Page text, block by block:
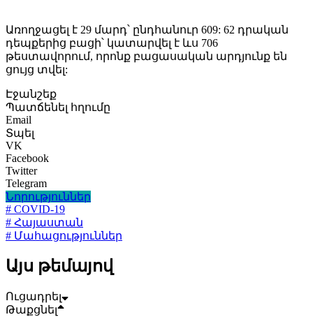
Առողջացել է 29 մարդ՝ ընդհանուր 609: 62 դրական
դեպքերից բացի՝ կատարվել է ևս 706
թեստավորում, որոնք բացասական արդյունք են
ցույց տվել:
Էջանշեք
Պատճենել հղումը
Email
Տպել
VK
Facebook
Twitter
Telegram
Նորություններ
# COVID-19
# Հայաստան
# Մահացություններ
Այս թեմայով
Ուցադրել
Թաքցնել